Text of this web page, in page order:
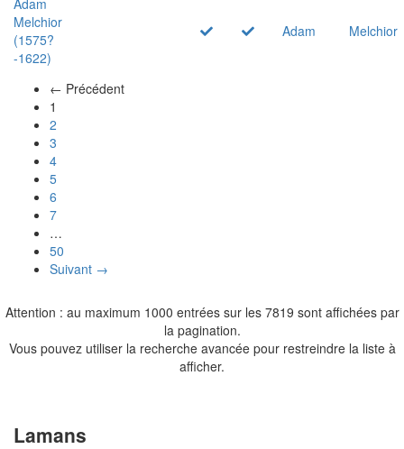
Melchior
(1575?
-1622)
Adam Melchior
← Précédent
1
2
3
4
5
6
7
…
50
Suivant →
Attention : au maximum 1000 entrées sur les 7819 sont affichées par
la pagination.
Vous pouvez utiliser la recherche avancée pour restreindre la liste à
afficher.
Lamans